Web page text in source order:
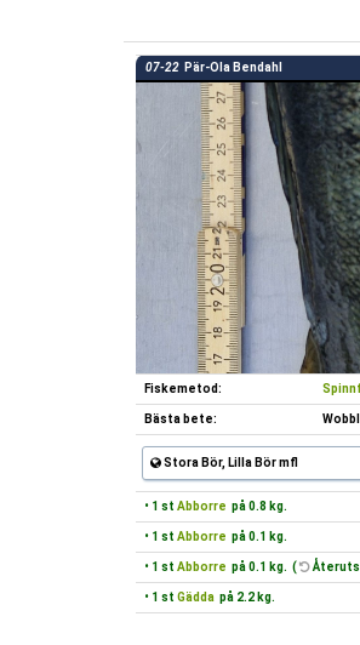
07-22 Pär-Ola Bendahl
Fiskemetod:
Bästa bete:
Stora Bör, Lilla Bör mfl
• 1 st Abborre på 0.8 kg.
• 1 st Abborre på 0.1 kg.
• 1 st Abborre på 0.1 kg. (
• 1 st Gädda på 2.2 kg.